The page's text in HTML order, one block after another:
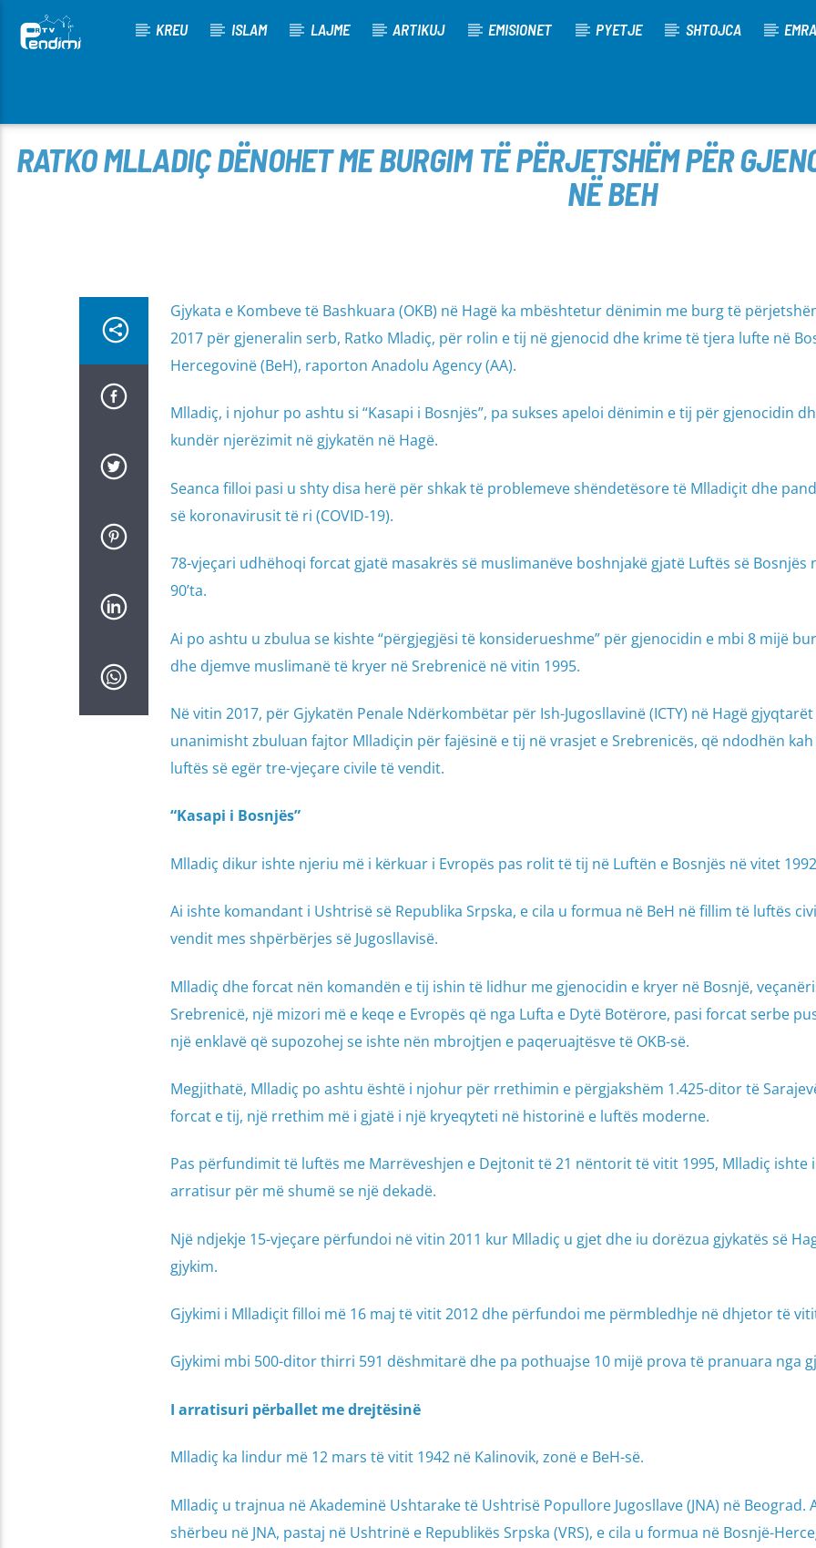
KREU ISLAM LAJME ARTIKUJ EMISIONET PYETJE SHTOJCA EMRA
RATKO MLLADIÇ DËNOHET ME BURGIM TË PËRJETSHËM PËR
NË BEH
Gjykata e Kombeve të Bashkuara (OKB) në Hagë ka mbështetur dënimin me burg të
2017 për gjeneralin serb, Ratko Mladiç, për rolin e tij në gjenocid dhe krime të tjera lufte në
Hercegovinë (BeH), raporton Anadolu Agency (AA).
Mlladiç, i njohur po ashtu si “Kasapi i Bosnjës”, pa sukses apeloi dënimin e tij për gjenocidin
kundër njerëzimit në gjykatën në Hagë.
Seanca filloi pasi u shty disa herë për shkak të problemeve shëndetësore të Mlladiçit dhe
së koronavirusit të ri (COVID-19).
78-vjeçari udhëhoqi forcat gjatë masakrës së muslimanëve boshnjakë gjatë Luftës së Bosnjës
90’ta.
Ai po ashtu u zbulua se kishte “përgjegjësi të konsiderueshme” për gjenocidin e mbi 8 mijë
dhe djemve muslimanë të kryer në Srebrenicë në vitin 1995.
Në vitin 2017, për Gjykatën Penale Ndërkombëtar për Ish-Jugosllavinë (ICTY) në Hagë gjyqtarët
unanimisht zbuluan fajtor Mlladiçin për fajësinë e tij në vrasjet e Srebrenicës, që ndodhën
luftës së egër tre-vjeçare civile të vendit.
“Kasapi i Bosnjës”
Mlladiç dikur ishte njeriu më i kërkuar i Evropës pas rolit të tij në Luftën e Bosnjës në vitet
Ai ishte komandant i Ushtrisë së Republika Srpska, e cila u formua në BeH në fillim të luftës
vendit mes shpërbërjes së Jugosllavisë.
Mlladiç dhe forcat nën komandën e tij ishin të lidhur me gjenocidin e kryer në Bosnjë,
Srebrenicë, një mizori më e keqe e Evropës që nga Lufta e Dytë Botërore, pasi forcat serbe
një enklavë që supozohej se ishte nën mbrojtjen e paqeruajtësve të OKB-së.
Megjithatë, Mlladiç po ashtu është i njohur për rrethimin e përgjakshëm 1.425-ditor të
forcat e tij, një rrethim më i gjatë i një kryeqyteti në historinë e luftës moderne.
Pas përfundimit të luftës me Marrëveshjen e Dejtonit të 21 nëntorit të vitit 1995, Mlladiç ishte i
arratisur për më shumë se një dekadë.
Një ndjekje 15-vjeçare përfundoi në vitin 2011 kur Mlladiç u gjet dhe iu dorëzua gjykatës së
gjykim.
Gjykimi i Mlladiçit filloi më 16 maj të vitit 2012 dhe përfundoi me përmbledhje në dhjetor të
Gjykimi mbi 500-ditor thirri 591 dëshmitarë dhe pa pothuajse 10 mijë prova të pranuara nga
I arratisuri përballet me drejtësinë
Mlladiç ka lindur më 12 mars të vitit 1942 në Kalinovik, zonë e BeH-së.
Mlladiç u trajnua në Akademinë Ushtarake të Ushtrisë Popullore Jugosllave (JNA) në Beograd.
shërbeu në JNA, pastaj në Ushtrinë e Republikës Srpska (VRS), e cila u formua në Bosnjë-